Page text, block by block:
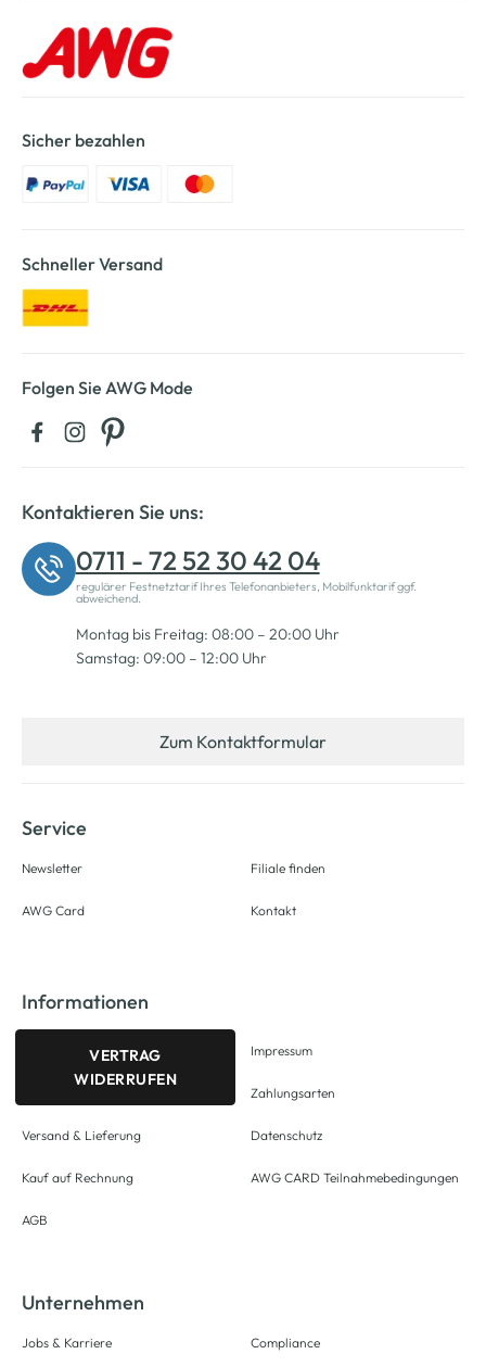
Sicher bezahlen
Schneller Versand
Folgen Sie AWG Mode
Kontaktieren Sie uns:
0711 - 72 52 30 42 04
regulärer Festnetztarif Ihres Telefonanbieters, Mobilfunktarif ggf.
abweichend.
Montag bis Freitag: 08:00 – 20:00 Uhr
Samstag: 09:00 – 12:00 Uhr
Zum Kontaktformular
Service
Newsletter
AWG Card
Filiale finden
Kontakt
Informationen
VERTRAG
WIDERRUFEN
Versand & Lieferung
Kauf auf Rechnung
AGB
Impressum
Zahlungsarten
Datenschutz
AWG CARD Teilnahmebedingungen
Unternehmen
Jobs & Karriere Compliance